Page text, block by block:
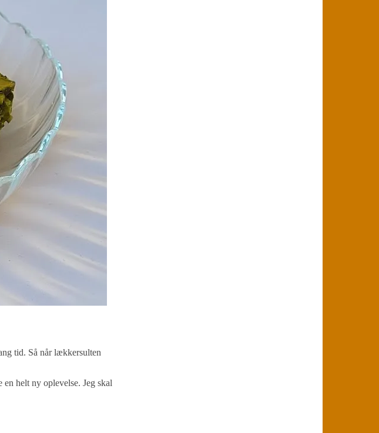
tid. Så når lækkersulten
helt ny oplevelse. Jeg skal